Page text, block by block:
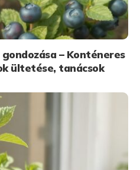
– Konténeres
ültetése, tanácsok